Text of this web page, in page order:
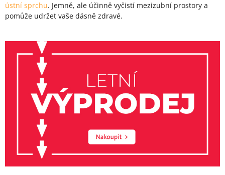
ústní sprchu. Jemně, ale účinně vyčistí mezizubní prostory a
pomůže udržet vaše dásně zdravé.